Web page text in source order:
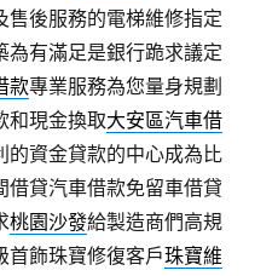
售後服務的電梯維修指定
為有滿足是銀行跪求議定
款專業服務為您量身規劃
和現金換取大安區汽車借
的資金貸款的中心成為比
借貸汽車借款免留車借貸
桃園沙發給製造商們高規
首飾珠寶修復客戶珠寶維